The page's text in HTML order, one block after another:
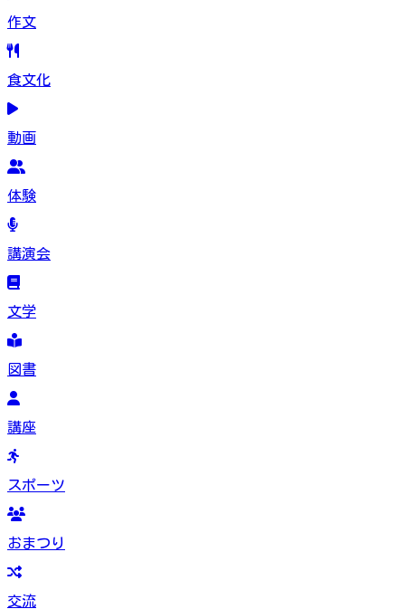
作文
食文化
動画
体験
講演会
文学
図書
講座
スポーツ
おまつり
交流